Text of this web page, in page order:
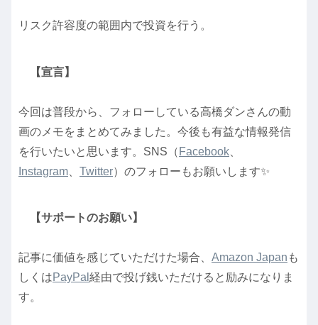
リスク許容度の範囲内で投資を行う。
【宣言】
今回は普段から、フォローしている高橋ダンさんの動
画のメモをまとめてみました。今後も有益な情報発信
を行いたいと思います。SNS（ Facebook
Instagram
Twitter）のフォローもお願いします✨
【サポートのお願い】
記事に価値を感じていただけた場合、 Amazon Japan も
しくはPayPal 経由で投げ銭いただけると励みになりま
す。